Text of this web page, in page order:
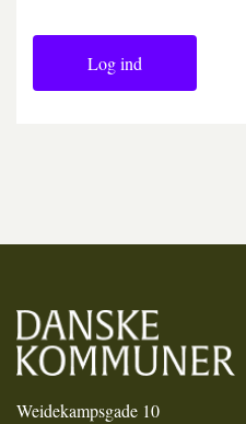
Log ind
Weidekampsgade 10